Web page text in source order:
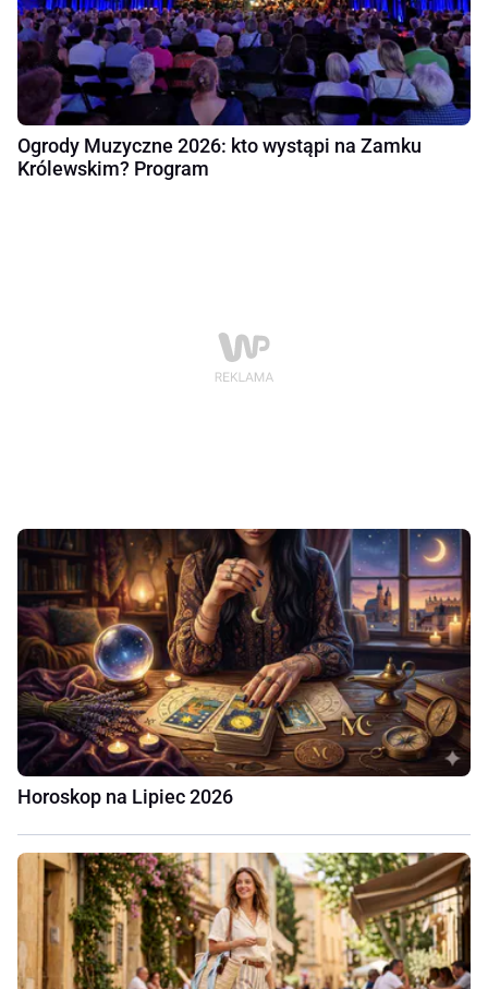
Ogrody Muzyczne 2026: kto wystąpi na Zamku
Królewskim? Program
Horoskop na Lipiec 2026